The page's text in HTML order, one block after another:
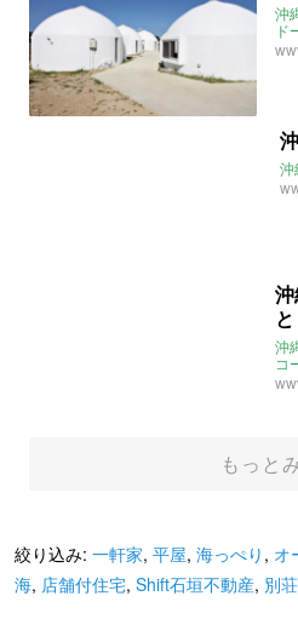
沖
ド
沖
沖
コ
もっと
絞り込み: 一軒家, 平屋, 海っぺり , オ
海, 店舗付住宅, Shift石垣不動産, 別荘